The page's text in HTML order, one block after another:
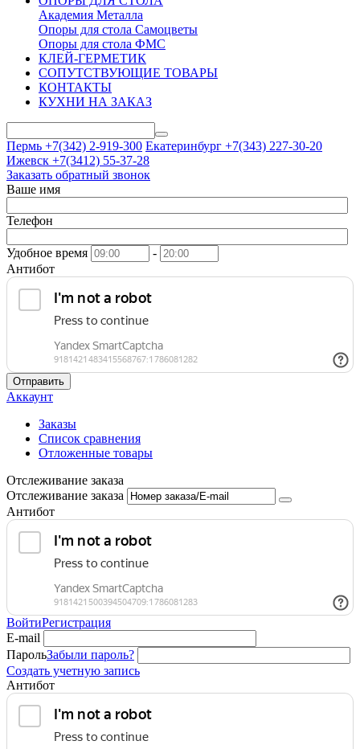
Академия Металла
Опоры для стола Самоцветы
Опоры для стола ФМС
КЛЕЙ-ГЕРМЕТИК
СОПУТСТВУЮЩИЕ ТОВАРЫ
КОНТАКТЫ
КУХНИ НА ЗАКАЗ
Пермь +7(342) 2-919-300 Екатеринбург +7(343) 227-30-20
Ижевск +7(3412) 55-37-28
Заказать обратный звонок
Ваше имя
Телефон
Удобное время
-
Антибот
Отправить
Аккаунт
Заказы
Список сравнения
Отложенные товары
Отслеживание заказа
Отслеживание заказа
Антибот
ВойтиРегистрация
E-mail
ПарольЗабыли пароль?
Создать учетную запись
Антибот